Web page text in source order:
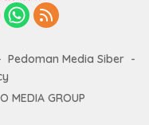
Pedoman Media Siber
MEDIA GROUP